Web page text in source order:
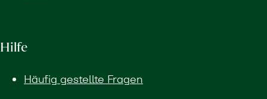
Hilfe
Häufig gestellte Fragen